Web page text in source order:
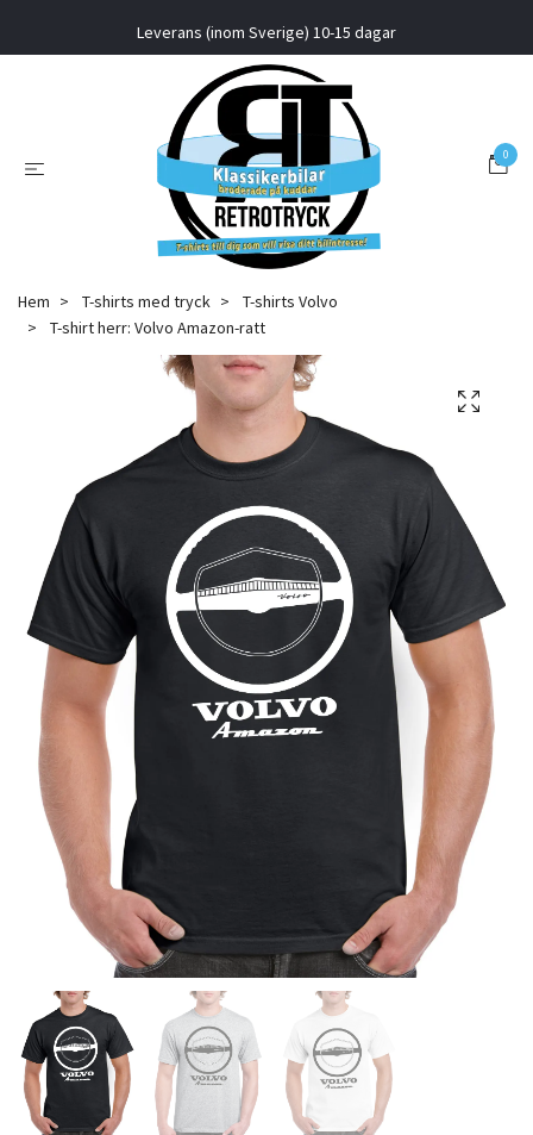
Leverans (inom Sverige) 10-15 dagar
0
Hem T-shirts med tryck
T-shirts Volvo
T-shirt herr: Volvo Amazon-ratt